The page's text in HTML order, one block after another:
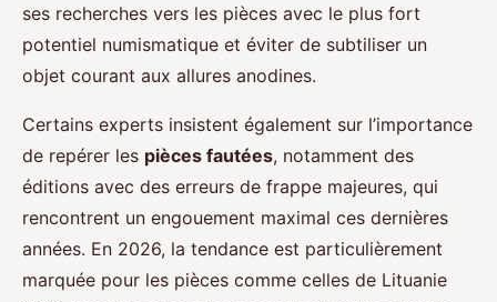
ses recherches vers les pièces avec le plus fort
potentiel numismatique et éviter de subtiliser un
objet courant aux allures anodines.
Certains experts insistent également sur l’importance
de repérer les pièces fautées, notamment des
éditions avec des erreurs de frappe majeures, qui
rencontrent un engouement maximal ces dernières
années. En 2026, la tendance est particulièrement
marquée pour les pièces comme celles de Lituanie